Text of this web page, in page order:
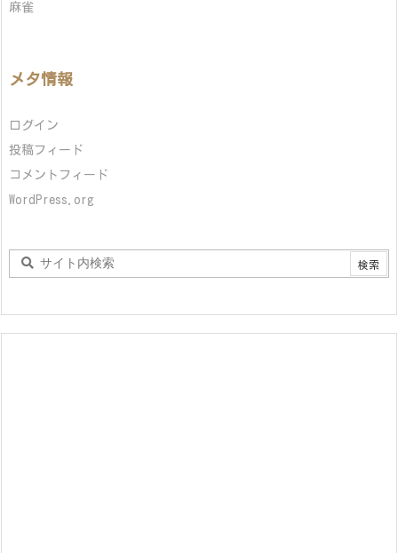
麻雀
メタ情報
ログイン
投稿フィード
コメントフィード
WordPress.org